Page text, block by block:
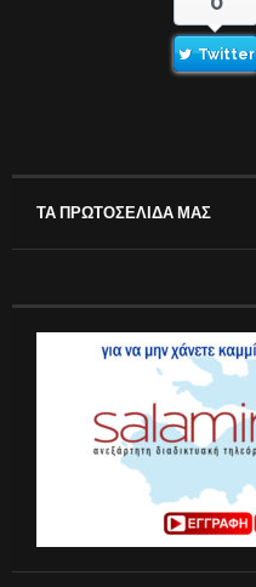
Twitter
ΤΑ ΠΡΩΤΟΣΕΛΙΔΑ ΜΑΣ